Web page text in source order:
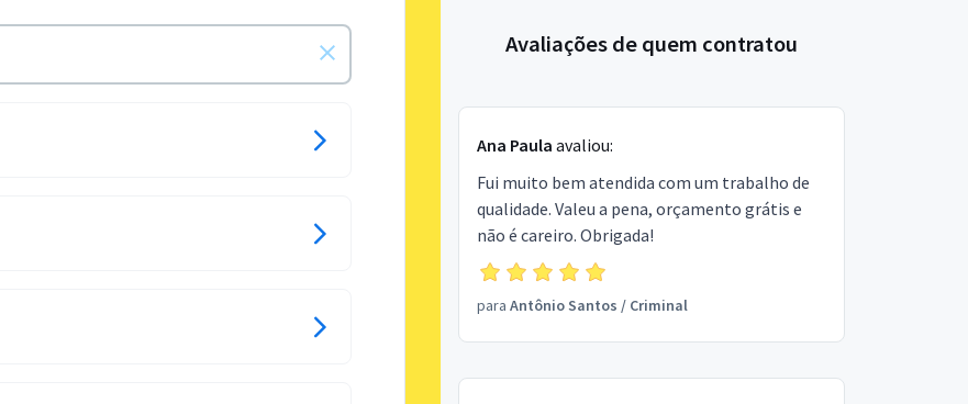
Avaliações de quem contratou
Ana Paula avaliou:
Fui muito bem atendida com um trabalho de
qualidade. Valeu a pena, orçamento grátis e
não é careiro. Obrigada!
para Antônio Santos / Criminal